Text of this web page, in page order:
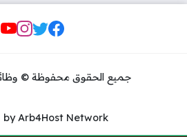
Links
جميع الحقوق محفوظة © وظائف
by Arb4Host Network